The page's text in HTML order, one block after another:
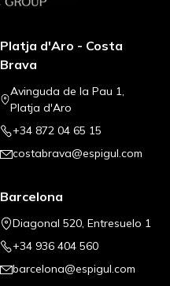
Platja d'Aro - Costa
Brava
Avinguda de la Pau 1,
Platja d'Aro
+34 872 04 65 15
costabrava@espigul.com
Barcelona
Diagonal 520, Entresuelo 1
+34 936 404 560
barcelona@espigul.com